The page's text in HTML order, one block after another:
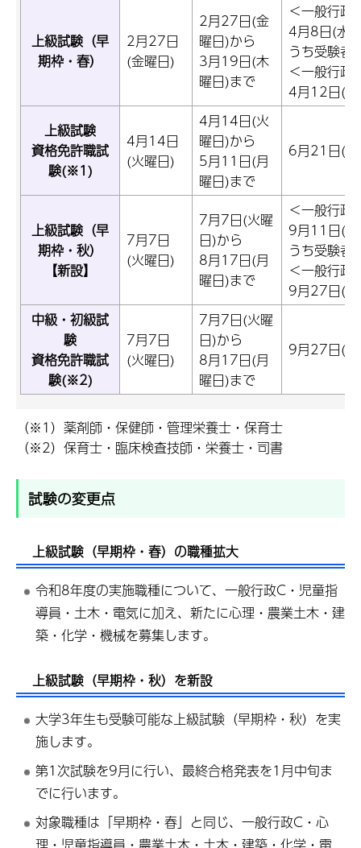
上級試験（早
期枠・春）
2月27日
(金曜日)
2月27日(金
曜日)から
3月19日(木
曜日)まで
＜一般行政
4月8日(水
うち受験者
＜一般行政
4月12日(
上級試験
資格免許職試
験(※1)
4月14日
(火曜日)
4月14日(火
曜日)から
5月11日(月
曜日)まで
6月21日(
上級試験（早
期枠・秋）
【新設】
7月7日
(火曜日)
7月7日(火曜
日)から
8月17日(月
曜日)まで
＜一般行政
9月11日(
うち受験者
＜一般行政
9月27日(
中級・初級試
験
資格免許職試
験(※2)
7月7日
(火曜日)
7月7日(火曜
日)から
8月17日(月
曜日)まで
9月27日(
（※1）薬剤師・保健師・管理栄養士・保育士
（※2）保育士・臨床検査技師・栄養士・司書
試験の変更点
上級試験（早期枠・春）の職種拡大
令和8年度の実施職種について、一般行政C・児童指
導員・土木・電気に加え、新たに心理・農業土木・建
築・化学・機械を募集します。
上級試験（早期枠・秋）を新設
大学3年生も受験可能な上級試験（早期枠・秋）を実
施します。
第1次試験を9月に行い、最終合格発表を1月中旬ま
でに行います。
対象職種は「早期枠・春」と同じ、一般行政C・心